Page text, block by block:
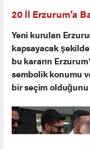
20 İl Erzurum’a
Yeni kurulan
kapsayacak
bu kararın
sembolik konumu
bir seçim olduğunu